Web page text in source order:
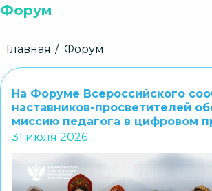
Форум
Строка
Главная Форум
На Форуме Всероссийского
наставников-просветителей
миссию педагога в цифровом
31 июля 2026